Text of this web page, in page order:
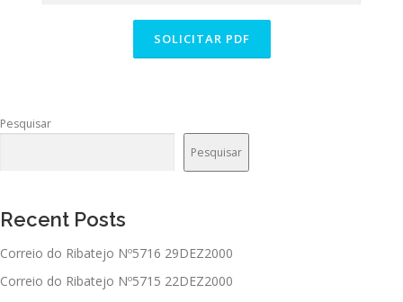
Pesquisar
Pesquisar
Recent Posts
Correio do Ribatejo Nº5716 29DEZ2000
Correio do Ribatejo Nº5715 22DEZ2000